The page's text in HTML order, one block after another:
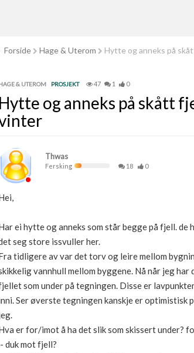
Forside Hage & Uterom Hytte og anneks på
& UTEROM PROSJEKT 47 1 0
Hytte og anneks på skått
Thwas
Fersking 18 0
ei hytte og anneks som står begge på fjell.
seg store issvuller her.
tidligere av var det torv og leire mellom
vannhull mellom byggene. Nå når jeg
som under på tegningen. Disse er
Ser øverste tegningen kanskje er
er for/imot å ha det slik som skissert under?
- duk mot fjell?